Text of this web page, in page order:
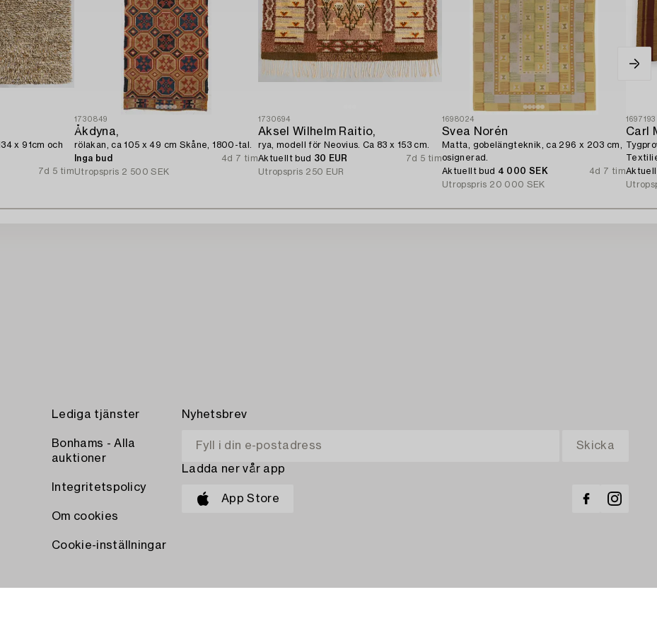
x 91cm och
7d 5 tim
1730849
Åkdyna,
rölakan, ca 105 x 49 cm Skåne, 1800-tal.
Inga bud
4d 7 tim
Utropspris 2 500 SEK
1730694
Aksel Wilhelm Raitio,
rya, modell för Neovius. Ca 83 x 153 cm.
Aktuellt bud 30 EUR
7d 5 tim
Utropspris 250 EUR
1698024
Svea Norén
Matta, gobelängteknik, ca 296 x 203 cm,
osignerad.
Aktuellt bud 4 000 SEK
4d 7 tim
Utropspris 20 000 SEK
1697193
Carl
tal.
Lediga tjänster
Bonhams - Alla
auktioner
Integritetspolicy
Om cookies
Cookie-inställningar
Nyhetsbrev
Ladda ner vår app
App Store